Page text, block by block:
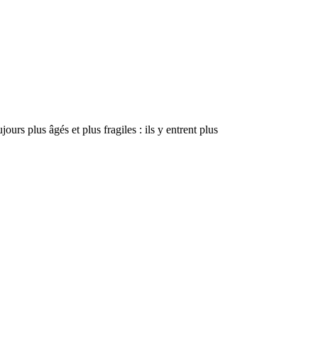
plus âgés et plus fragiles : ils y entrent plus